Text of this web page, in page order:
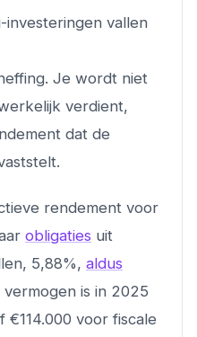
vallen
Je wordt niet
verdient,
dat de
rendement voor
obligaties uit
5,88%, aldus
is in 2025
voor fiscale